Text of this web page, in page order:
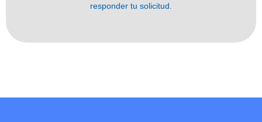
responder tu solicitud.